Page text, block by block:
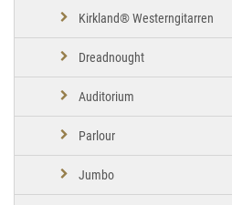
Kirkland® Westerngitarren
Dreadnought
Auditorium
Parlour
Jumbo